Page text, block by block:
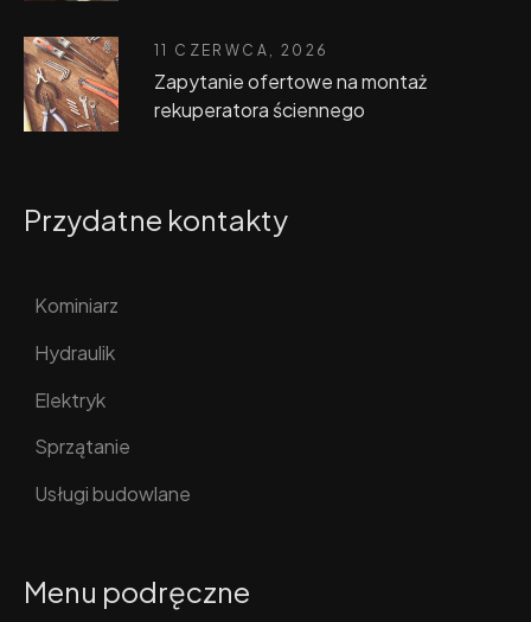
11 CZERWCA, 2026
Zapytanie ofertowe na montaż
rekuperatora ściennego
Przydatne kontakty
Kominiarz
Hydraulik
Elektryk
Sprzątanie
Usługi budowlane
Menu podręczne